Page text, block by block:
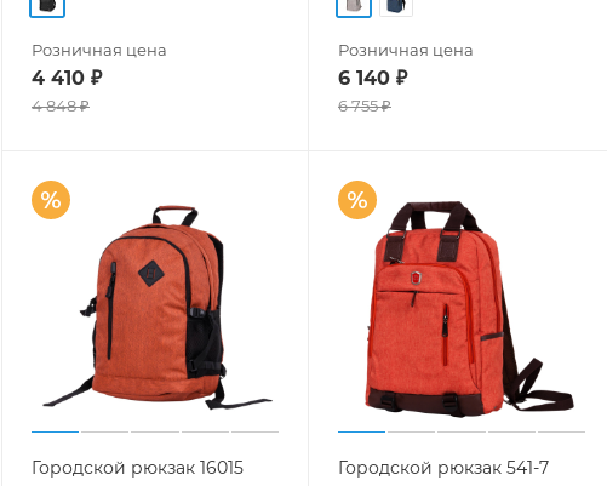
Розничная цена
4 410 ₽
4 848₽
Розничная цена
6 140 ₽
6 755₽
Городской рюкзак 16015 Городской рюкзак 541-7